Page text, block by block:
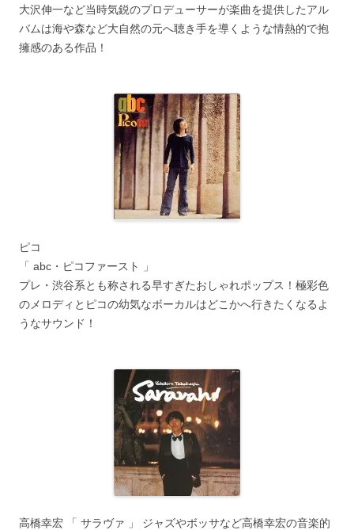
大沢伸一など当時気鋭のプロデューサーが楽曲を提供したアル
バムは海や森など大自然の元へ聴き手を導くような情熱的で抱
擁感のある作品！
ピコ
「 abc・ピコファースト 」
プレ・渋谷系とも称される早すぎたおしゃれポップス！極彩色
のメロディとピコの幼気なボーカルはどこかへ行きたくなるよ
うなサウンド！
高橋幸宏 「 サラヴァ 」 ジャズやボッサなど高橋幸宏の音楽的